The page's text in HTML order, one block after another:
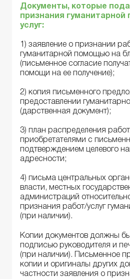
Документы, которые
признания
услуг:
1) заявление о признании
гуманитарной помощью на
(письменное согласие
помощи на ее получение);
2) копия письменного
предоставлении
(дарственная документ);
3) план распределения
приобретателями с
подтверждением целевого
адресности;
4) письма центральных
власти, местных
администраций
признания работ/услуг
(при наличии).
Копии документов должны
подписью руководителя и
(при наличии). Письменное
копии и оригиналы других
частности заявления о